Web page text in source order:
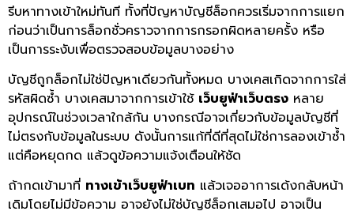
รีบหาทางเข้าใหม่ทันที ทั้งที่ปัญหาบัญชีล็อกควรเริ่มจากการแยก
ก่อนว่าเป็นการล็อกชั่วคราวจากการกรอกผิดหลายครั้ง หรือ
เป็นการระงับเพื่อตรวจสอบข้อมูลบางอย่าง
บัญชีถูกล็อกไม่ใช่ปัญหาเดียวกันทั้งหมด บางเคสเกิดจากการใส่
รหัสผิดซ้ำ บางเคสมาจากการเข้าใช้ เว็บยูฟ่าเว็บตรง หลาย
อุปกรณ์ในช่วงเวลาใกล้กัน บางกรณีอาจเกี่ยวกับข้อมูลบัญชีที่
ไม่ตรงกับข้อมูลในระบบ ดังนั้นการแก้ที่ดีที่สุดไม่ใช่การลองเข้าซ้ำ
แต่คือหยุดกด แล้วดูข้อความแจ้งเตือนให้ชัด
ถ้ากดเข้ามาที่ ทางเข้าเว็บยูฟ่าเบท แล้วเจออาการเด้งกลับหน้า
เดิมโดยไม่มีข้อความ อาจยังไม่ใช่บัญชีล็อกเสมอไป อาจเป็น